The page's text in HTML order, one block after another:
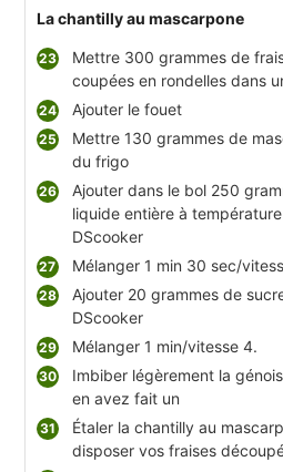
La chantilly au mascarpone
Mettre 300 grammes de
coupées en rondelles dans
Ajouter le fouet
Mettre 130 grammes de
du frigo
Ajouter dans le bol 250
liquide entière à
DScooker
Mélanger 1 min 30 sec/
Ajouter 20 grammes de
DScooker
Mélanger 1 min/vitesse 4.
Imbiber légèrement la
en avez fait un
Étaler la chantilly au
disposer vos fraises